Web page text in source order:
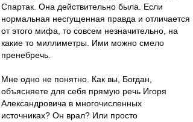
Спартак. Она действительно была. Если
нормальная несгущенная правда и отличается
от этого мифа, то совсем незначительно, на
какие то миллиметры. Ими можно смело
пренебречь.
Мне одно не понятно. Как вы, Богдан,
объясняете для себя прямую речь Игоря
Александровича в многочисленных
источниках? Он врал? Или просто